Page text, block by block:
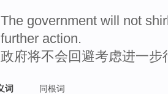
The government will not
further action.
政府将不会回避考虑进一步
词 同根词